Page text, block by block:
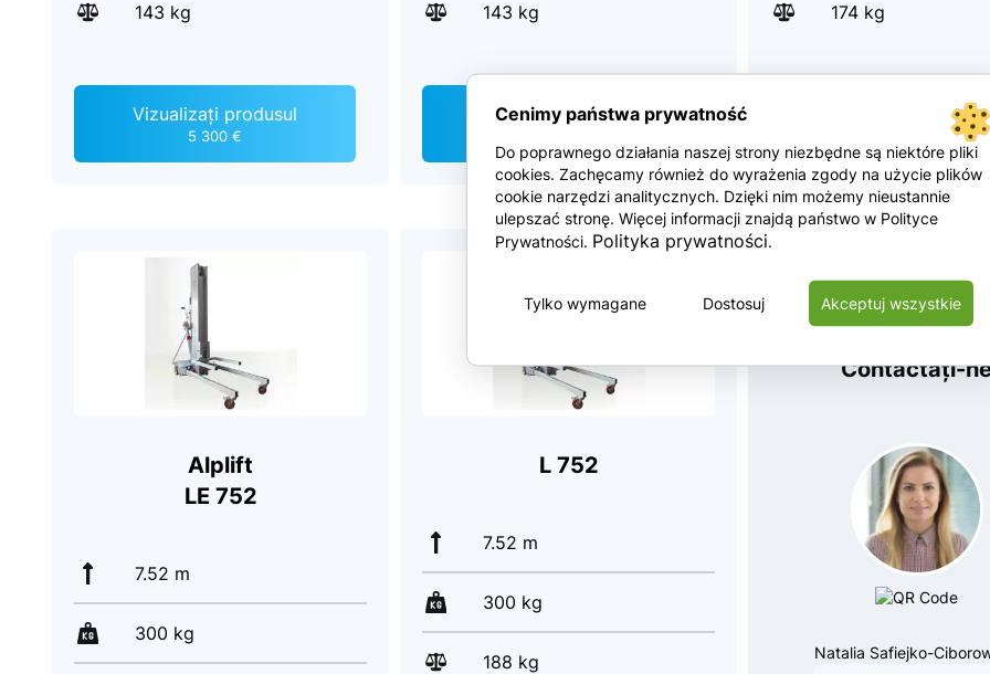
143 kg
Vizualizați produsul
5 300 €
143 kg
Vizualizați produsul
174 kg
Vizualizați
Alplift
LE 752
7.52 m
300 kg
L 752
7.52 m
300 kg
188 kg
Nu ați găsit
Contactați-
Natalia Safiejko-
Cenimy państwa prywatność
Do poprawnego działania naszej strony niezbędne są niektóre pliki
cookies. Zachęcamy również do wyrażenia zgody na użycie plików
cookie narzędzi analitycznych. Dzięki nim możemy nieustannie
ulepszać stronę. Więcej informacji znajdą państwo w Polityce
Prywatności. Polityka prywatności.
Dostosuj
Tylko wymagane Akceptuj wszystkie